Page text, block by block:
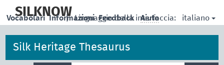
main
SILKNOW
| Linguaggio della interfaccia: italiano
Vocabolari Informazioni Feedback Aiuto
Silk Heritage Thesaurus